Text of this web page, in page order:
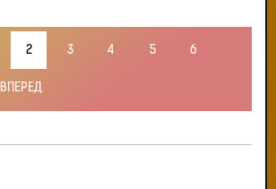
2 3 4 5 6
ВПЕРЕД